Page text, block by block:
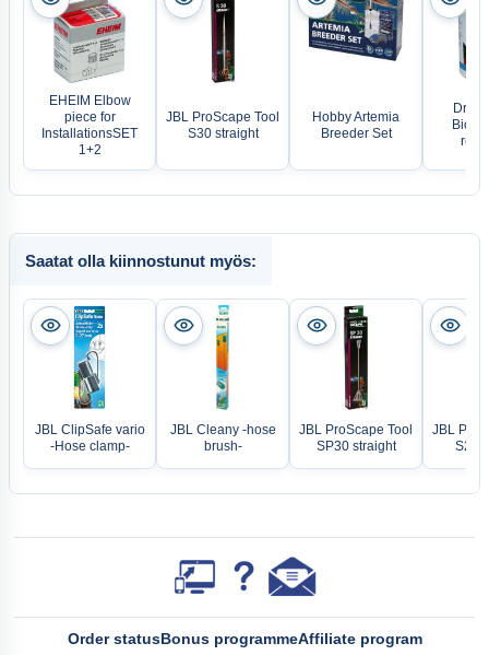
EHEIM Elbow
piece for
InstallationsSET
1+2
JBL ProScape Tool
S30 straight
Hobby Artemia
Breeder Set
Dr.
Saatat olla kiinnostunut myös:
JBL ClipSafe vario
-Hose clamp-
JBL Cleany -hose
brush-
JBL ProScape Tool
SP30 straight
JBL
S20
Order statusBonus programmeAffiliate program